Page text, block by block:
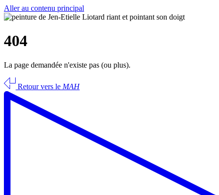
Aller au contenu principal
404
La page demandée n'existe pas (ou plus).
Retour vers le MAH